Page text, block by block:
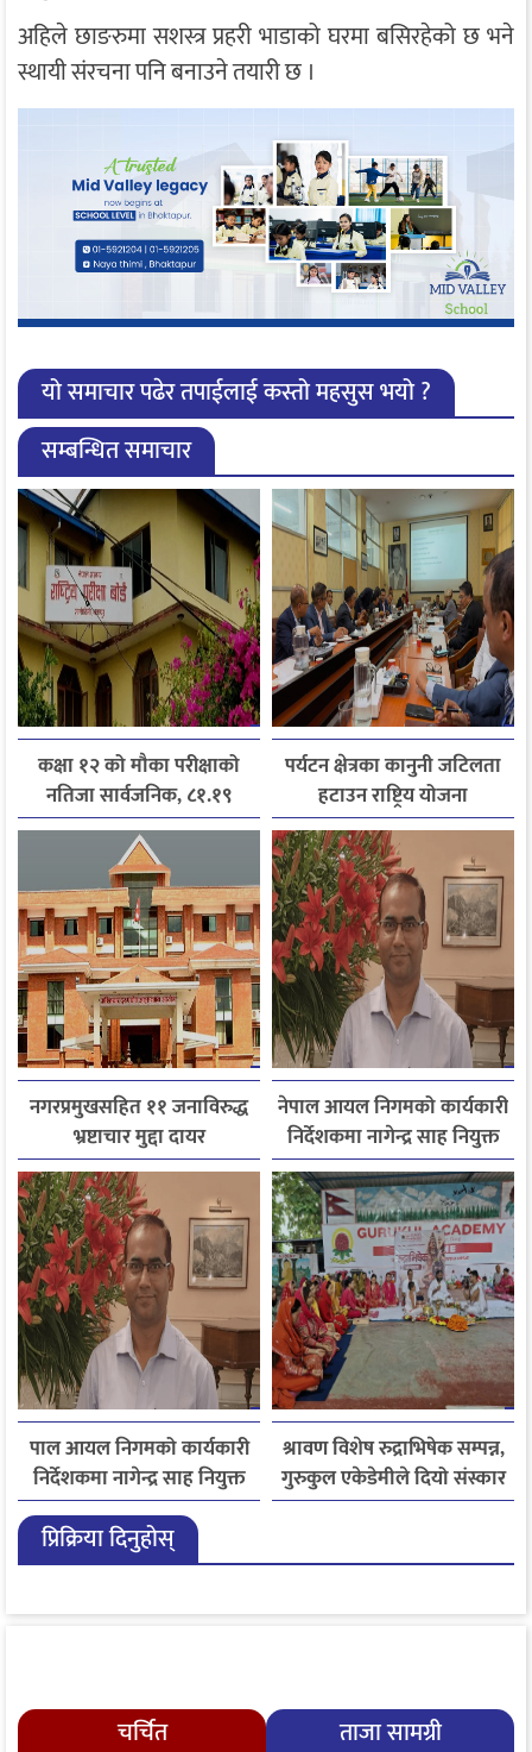
अहिले छाङरुमा सशस्त्र प्रहरी भाडाको घरमा बसिरहेको छ भने
स्थायी संरचना पनि बनाउने तयारी छ ।
यो समाचार पढेर तपाईलाई कस्तो महसुस भयो ?
सम्बन्धित समाचार
कक्षा १२ को मौका परीक्षाको
नतिजा सार्वजनिक, ८१.१९
प्रतिशत विद्यार्थी उत्तीर्ण
पर्यटन क्षेत्रका कानुनी जटिलता
हटाउन राष्ट्रिय योजना
आयोगसमक्ष होटल संघ
बागमतीका पाँचबुँदे माग
नगरप्रमुखसहित ११ जनाविरुद्ध
भ्रष्टाचार मुद्दा दायर
नेपाल आयल निगमको कार्यकारी
निर्देशकमा नागेन्द्र साह नियुक्त
पाल आयल निगमको कार्यकारी
निर्देशकमा नागेन्द्र साह नियुक्त
श्रावण विशेष रुद्राभिषेक सम्पन्न,
गुरुकुल एकेडेमीले दियो संस्कार
र नैतिक शिक्षाको सन्देश
प्रिक्रिया दिनुहोस्
चर्चित ताजा सामग्री